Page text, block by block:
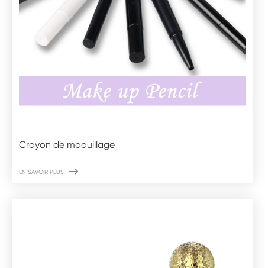
Crayon de maquillage
EN SAVOIR PLUS 